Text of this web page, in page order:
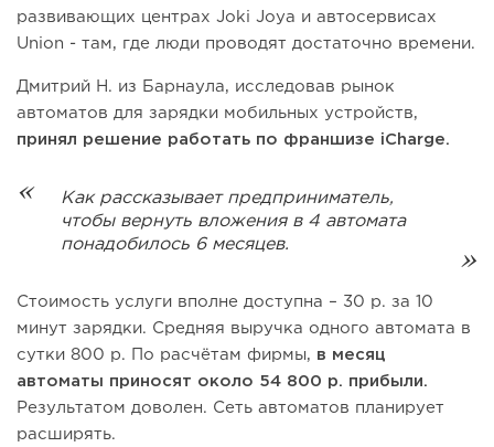
развивающих центрах Joki Joya и автосервисах
Union - там, где люди проводят достаточно времени.
Дмитрий Н. из Барнаула, исследовав рынок
автоматов для зарядки мобильных устройств,
принял решение работать по франшизе iCharge.
Как рассказывает предприниматель,
чтобы вернуть вложения в 4 автомата
понадобилось 6 месяцев.
Стоимость услуги вполне доступна – 30 р. за 10
минут зарядки. Средняя выручка одного автомата в
сутки 800 р. По расчётам фирмы, в месяц
автоматы приносят около 54 800 р. прибыли.
Результатом доволен. Сеть автоматов планирует
расширять.